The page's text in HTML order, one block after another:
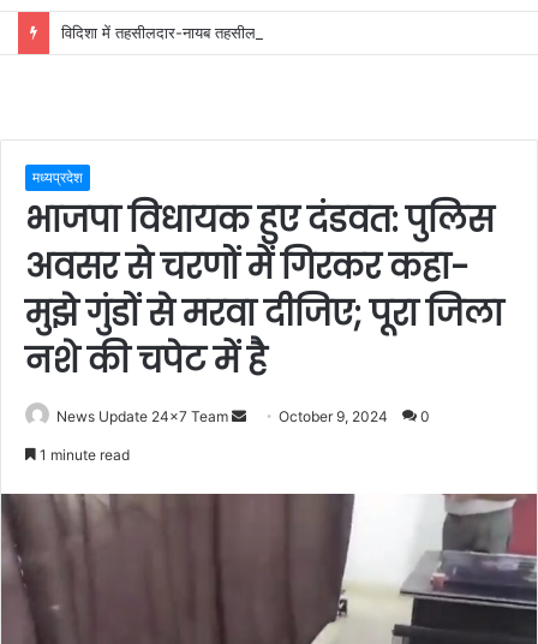
मध्यप्रदेश
भाजपा विधायक हुए दंडवत: पुलिस
अवसर से चरणों में गिरकर कहा-
मुझे गुंडों से मरवा दीजिए; पूरा जिला
नशे की चपेट में है
News Update 24x7 Team
SendOctober 9, 2024 0
1 minute read